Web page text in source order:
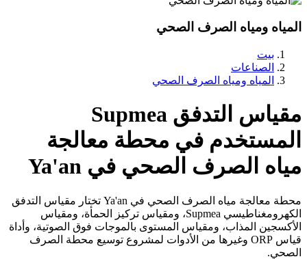
المياه ومياه الصرف الصحي
بيت
الصناعات
المياه ومياه الصرف الصحي
مقياس التدفق Supmea
المستخدم في محطة معالجة
مياه الصرف الصحي في Ya'an
محطة معالجة مياه الصرف الصحي في Ya'an تختار مقياس التدفق
الكهرومغناطيسي Supmea، ومقياس تركيز الحمأة، ومقياس
الأكسجين المذاب، ومقياس المستوى بالموجات فوق الصوتية، وأداة
قياس ORP وغيرها من الأدوات لمشروع توسيع محطة الصرف
الصحي.